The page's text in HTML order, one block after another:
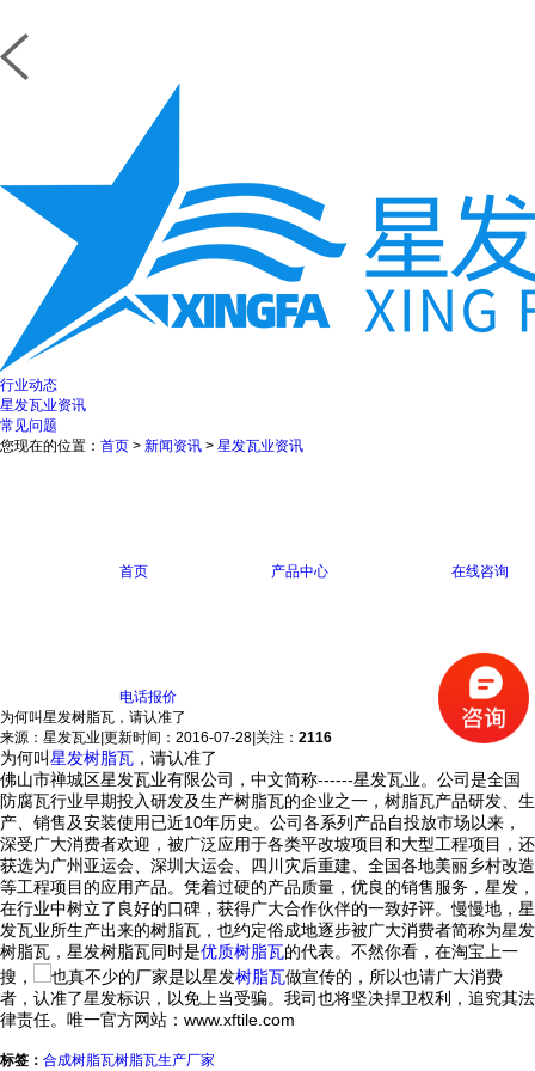
行业动态
星发瓦业资讯
常见问题
您现在的位置： 首页 > 新闻资讯 > 星发瓦业资讯
首页 产品中心 在线咨询
电话报价
为何叫星发树脂瓦，请认准了
来源：星发瓦业 更新时间：2016-07-28 关注： 2116
为何叫星发树脂瓦 ，请认准了
佛山市禅城区星发瓦业有限公司，中文简称------星发瓦业。公司是全国
防腐瓦行业早期投入研发及生产树脂瓦的企业之一，树脂瓦产品研发、生
产、销售及安装使用已近10年历史。公司各系列产品自投放市场以来，
深受广大消费者欢迎，被广泛应用于各类平改坡项目和大型工程项目，还
获选为广州亚运会、深圳大运会、四川灾后重建、全国各地美丽乡村改造
等工程项目的应用产品。凭着过硬的产品质量，优良的销售服务，星发，
在行业中树立了良好的口碑，获得广大合作伙伴的一致好评。慢慢地，星
发瓦业所生产出来的树脂瓦，也约定俗成地逐步被广大消费者简称为星发
树脂瓦，星发树脂瓦同时是优质树脂瓦的代表。不然你看，在淘宝上一
搜，
也真不少的厂家是以星发树脂瓦做宣传的，所以也请广大消费
者，认准了星发标识，以免上当受骗。我司也将坚决捍卫权利，追究其法
律责任。唯一官方网站：www.xftile.com
标签： 合成树脂瓦树脂瓦生产厂家